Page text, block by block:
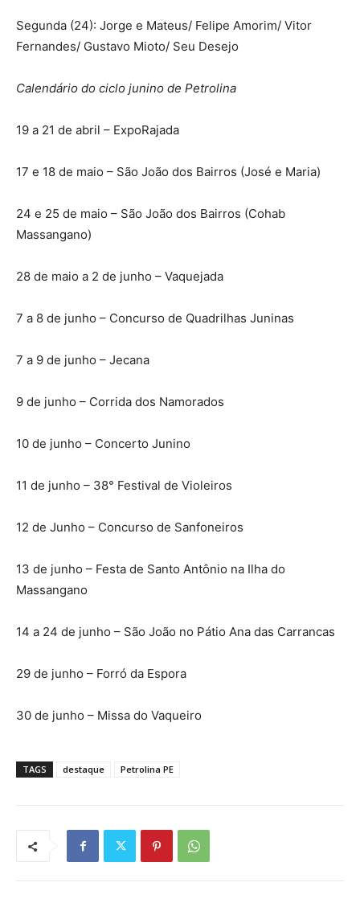
Segunda (24): Jorge e Mateus/ Felipe Amorim/ Vitor
Fernandes/ Gustavo Mioto/ Seu Desejo
Calendário do ciclo junino de Petrolina
19 a 21 de abril – ExpoRajada
17 e 18 de maio – São João dos Bairros (José e Maria)
24 e 25 de maio – São João dos Bairros (Cohab
Massangano)
28 de maio a 2 de junho – Vaquejada
7 a 8 de junho – Concurso de Quadrilhas Juninas
7 a 9 de junho – Jecana
9 de junho – Corrida dos Namorados
10 de junho – Concerto Junino
11 de junho – 38° Festival de Violeiros
12 de Junho – Concurso de Sanfoneiros
13 de junho – Festa de Santo Antônio na Ilha do
Massangano
14 a 24 de junho – São João no Pátio Ana das Carrancas
29 de junho – Forró da Espora
30 de junho – Missa do Vaqueiro
TAGS destaque Petrolina PE